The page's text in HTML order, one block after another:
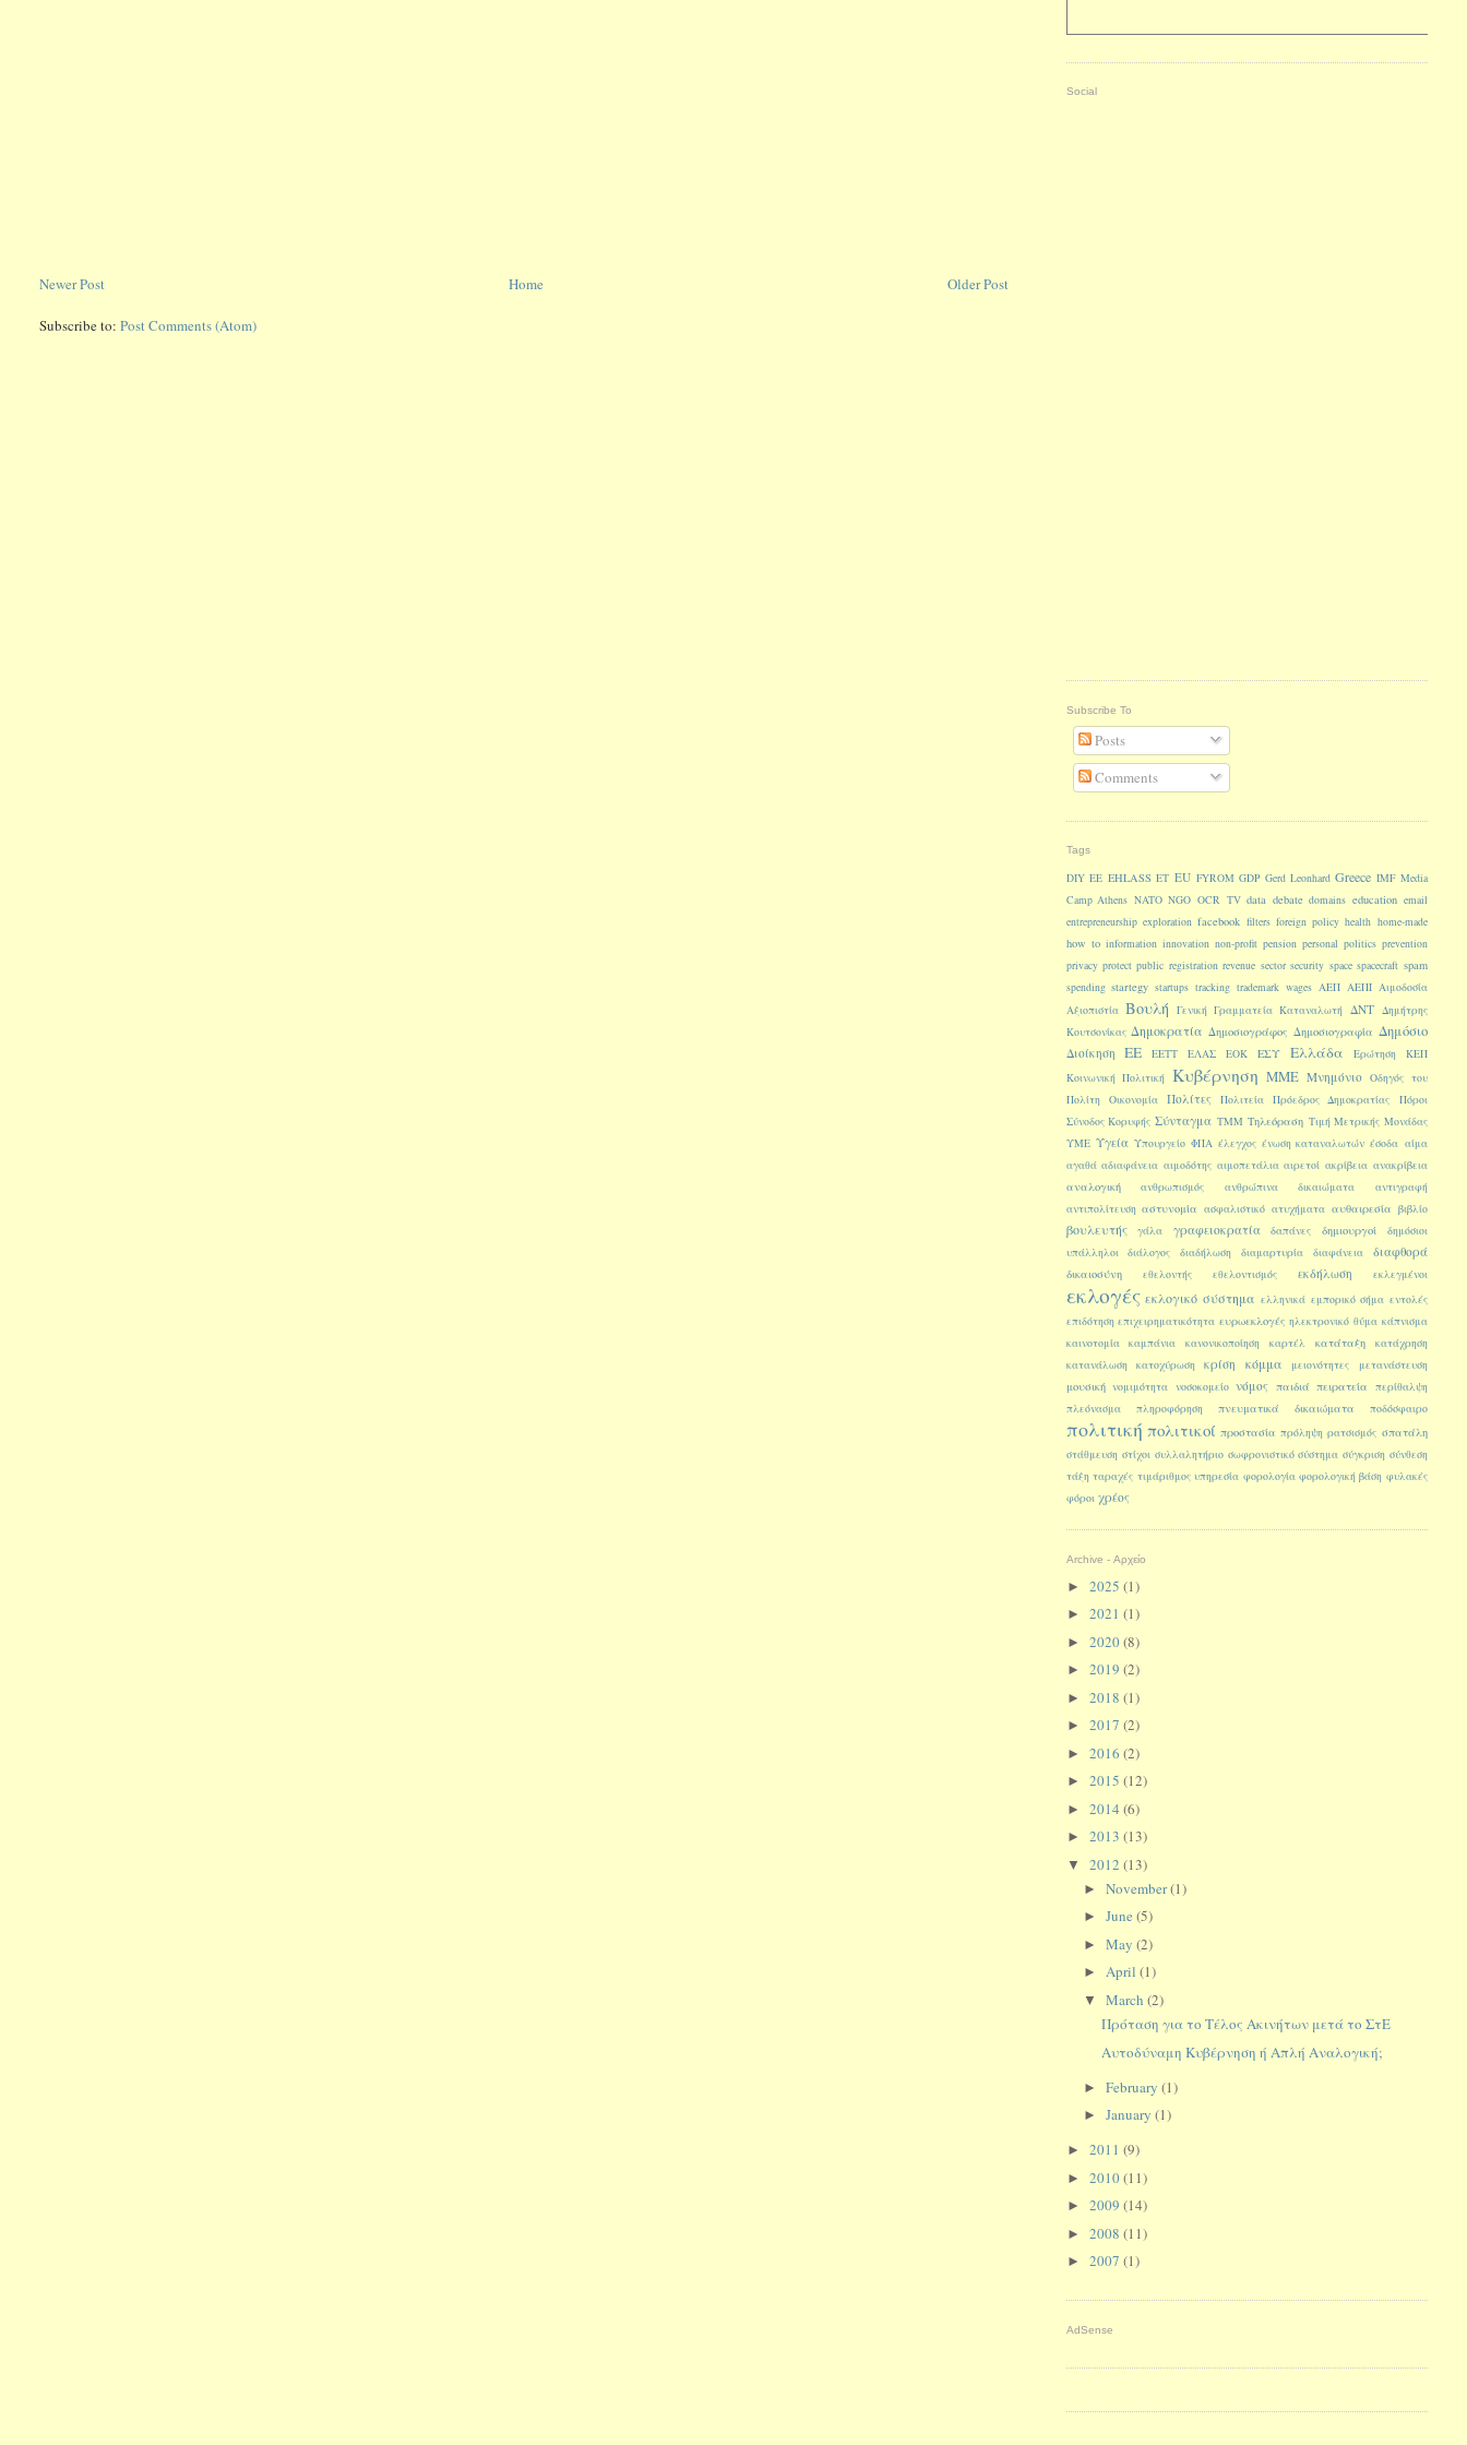
Newer Post Older Post
Home
Subscribe to:Post Comments (Atom)
Social
Subscribe To
Posts
Comments
Tags
DIY EE EHLASS ET EU FYROM GDP Gerd Leonhard Greece IMF Media
Camp Athens NATO NGO OCR TV data debate domains education email
entrepreneurship exploration facebook filters foreign policy health home-made
how to information innovation non-profit pension personal politics prevention
privacy protect public registration revenue sector security space spacecraft spam
spending startegy startups tracking trademark wages ΑΕΠ ΑΕΠΙ Αιμοδοσία
Αξιοπιστία Βουλή Γενική Γραμματεία Καταναλωτή ΔΝΤ Δημήτρης
Κουτσονίκας Δημοκρατία Δημοσιογράφος Δημοσιογραφία Δημόσιο
Διοίκηση ΕΕ ΕΕΤΤ ΕΛΑΣ ΕΟΚ ΕΣΥ Ελλάδα Ερώτηση
ΚΕΠ
Κοινωνική Πολιτική
Κυβέρνηση ΜΜΕ Μνημόνιο Οδηγός του
Πολίτη
Οικονομία Πολίτες Πολιτεία Πρόεδρος Δημοκρατίας
Πόροι
Σύνοδος Κορυφής Σύνταγμα ΤΜΜ Τηλεόραση Τιμή Μετρικής Μονάδας
ΥΜΕ Υγεία Υπουργείο ΦΠΑ έλεγχος ένωση καταναλωτών έσοδα αίμα
αγαθά αδιαφάνεια αιμοδότης αιμοπετάλια αιρετοί ακρίβεια ανακρίβεια
αναλογική ανθρωπισμός ανθρώπινα δικαιώματα
αντιγραφή
αντιπολίτευση αστυνομία ασφαλιστικό ατυχήματα αυθαιρεσία βιβλίο
βουλευτής γάλα γραφειοκρατία δαπάνες δημιουργοί
δημόσιοι
υπάλληλοι
διάλογος διαδήλωση διαμαρτυρία διαφάνεια διαφθορά
δικαιοσύνη εθελοντής εθελοντισμός εκδήλωση εκλεγμένοι
εκλογές εκλογικό σύστημα ελληνικά εμπορικό σήμα εντολές
επιδότηση επιχειρηματικότητα ευρωεκλογές ηλεκτρονικό θύμα κάπνισμα
καινοτομία
καμπάνια κανονικοποίηση καρτέλ κατάταξη
κατάχρηση
κατανάλωση
κατοχύρωση κρίση κόμμα μειονότητες μετανάστευση
μουσική νομιμότητα νοσοκομείο νόμος παιδιά πειρατεία
περίθαλψη
πλεόνασμα
πληροφόρηση πνευματικά δικαιώματα ποδόσφαιρο
πολιτική πολιτικοί προστασία πρόληψη ρατσισμός σπατάλη
στάθμευση στίχοι συλλαλητήριο σωφρονιστικό σύστημα σύγκριση σύνθεση
τάξη ταραχές τιμάριθμος υπηρεσία φορολογία φορολογική βάση φυλακές
φόροι χρέος
Archive - Αρχείο
► 2025 (1)
► 2021 (1)
► 2020(8)
► 2019 (2)
► 2018 (1)
► 2017 (2)
► 2016 (2)
► 2015 (12)
► 2014 (6)
► 2013 (13)
▼ 2012 (13)
►November(1)
►June(5)
►May(2)
►April(1)
▼March(2)
Πρόταση για το Τέλος Ακινήτων μετά το ΣτΕ
Αυτοδύναμη Κυβέρνηση ή Απλή Αναλογική;
►February(1)
►January(1)
► 2011 (9)
► 2010(11)
► 2009 (14)
► 2008 (11)
► 2007 (1)
AdSense